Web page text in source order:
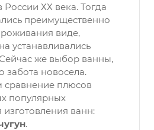
ХХ века. Тогда
преимущественно
виде,
устанавливались
же выбор ванны,
забота новосела.
сравнение плюсов
популярных
ванн:
.